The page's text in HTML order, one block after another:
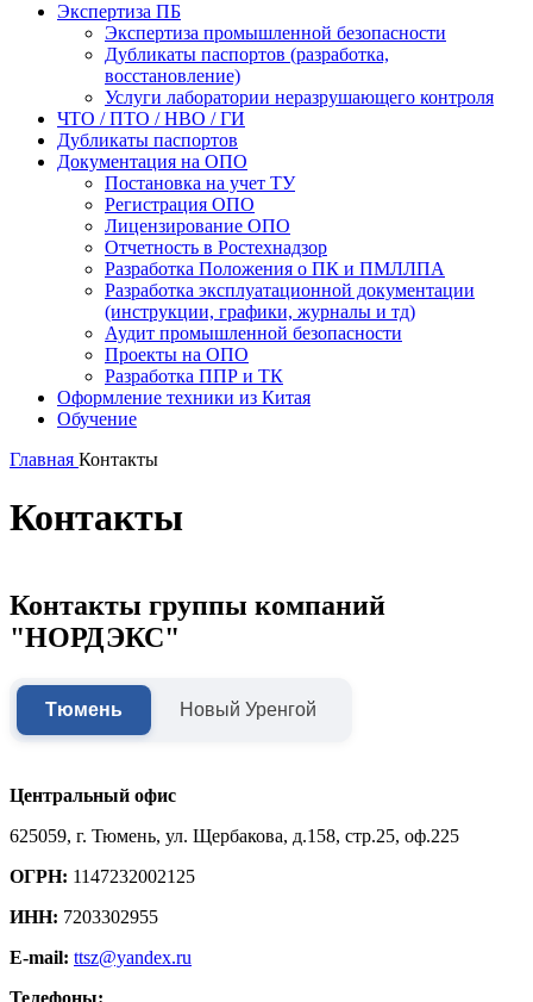
Экспертиза ПБ
Экспертиза промышленной безопасности
Дубликаты паспортов (разработка,
восстановление)
Услуги лаборатории неразрушающего контроля
ЧТО / ПТО / НВО / ГИ
Дубликаты паспортов
Документация на ОПО
Постановка на учет ТУ
Регистрация ОПО
Лицензирование ОПО
Отчетность в Ростехнадзор
Разработка Положения о ПК и ПМЛЛПА
Разработка эксплуатационной документации
(инструкции, графики, журналы и тд)
Аудит промышленной безопасности
Проекты на ОПО
Разработка ППР и ТК
Оформление техники из Китая
Обучение
Главная Контакты
Контакты
Контакты группы компаний
"НОРДЭКС"
Тюмень Новый Уренгой
Центральный офис
625059, г. Тюмень, ул. Щербакова, д.158, стр.25, оф.225
ОГРН: 1147232002125
ИНН: 7203302955
E-mail: ttsz@yandex.ru
Телефоны: